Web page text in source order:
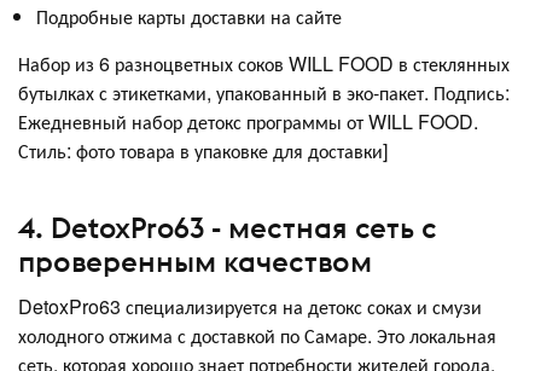
Подробные карты доставки на сайте
Набор из 6 разноцветных соков WILL FOOD в стеклянных
бутылках с этикетками, упакованный в эко-пакет. Подпись:
Ежедневный набор детокс программы от WILL FOOD.
Стиль: фото товара в упаковке для доставки]
4. DetoxPro63 - местная сеть с
проверенным качеством
DetoxPro63 специализируется на детокс соках и смузи
холодного отжима с доставкой по Самаре. Это локальная
сеть, которая хорошо знает потребности жителей города.